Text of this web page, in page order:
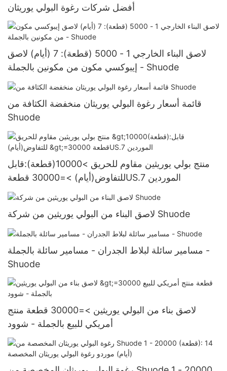
أفضل شركات رغوة البولي يوريثان
لاصق البناء الخارجي 1 - 5000 (قطعة): 7 (أيام) لاصق
إيبوكسي مكون من مكونين بالجملة - Shuode
قائمة أسعار رغوة البولي يوريثان منخفضة الكثافة من
Shuode
منتج بولي يوريثين مقاوم للحريق >10000(قطعة):قابل
للتفاوض(أيام) >=30000 قطعةUS.7 الموردين
لاصق البناء من البولي يوريثين من شركة Shuode
مسامير سائلة لبلاط الجدران - مسامير سائلة بالجملة -
Shuode
لاصق بناء من البولي يوريثين >=30000 قطعة منتج
أمريكي للبيع بالجملة - شوود